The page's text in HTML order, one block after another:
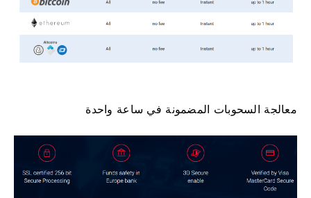
معالجة السحوبات المضمونة في ساعة واحدة